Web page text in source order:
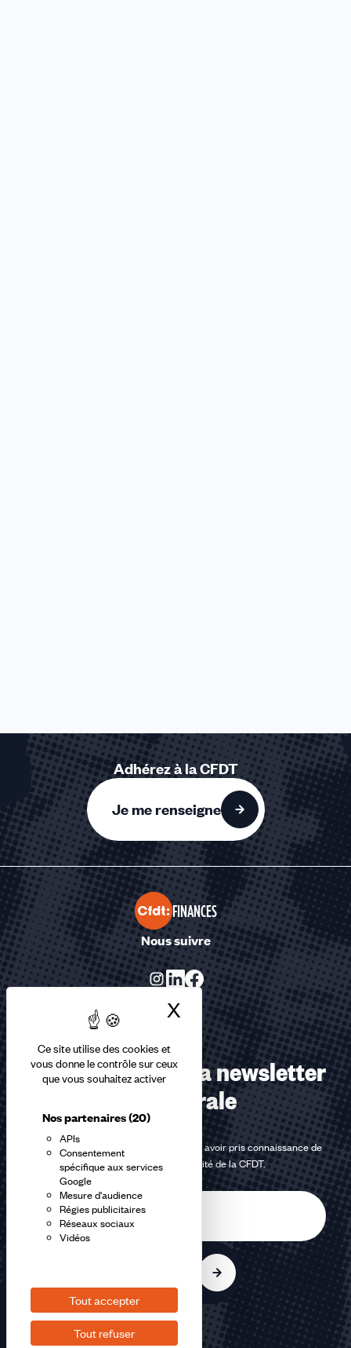
Ce site utilise des cookies et
vous donne le contrôle sur ceux
que vous souhaitez activer
Nos partenaires(20)
APIs
Consentement
spécifique aux services
Google
Mesure d'audience
Régies publicitaires
Réseaux sociaux
Vidéos
Tout accepter
Tout refuser
X Masquer le
Adhérez à la CFDT
Je me renseigne
FINANCES
Nous suivre
Abonnez-vous à la newsletter
confédérale
En m'inscrivant à la newsletter, j'affirme avoir pris connaissance de
lapolitique de confidentialité de la CFDT.